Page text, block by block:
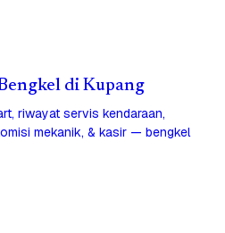
di Kupang
riwayat servis kendaraan,
mekanik, & kasir — bengkel